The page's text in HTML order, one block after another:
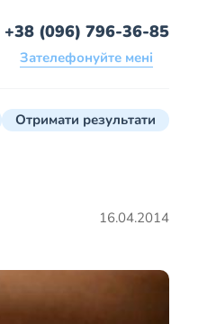
+38 (096) 796-36-85
Зателефонуйте мені
Отримати результати
16.04.2014